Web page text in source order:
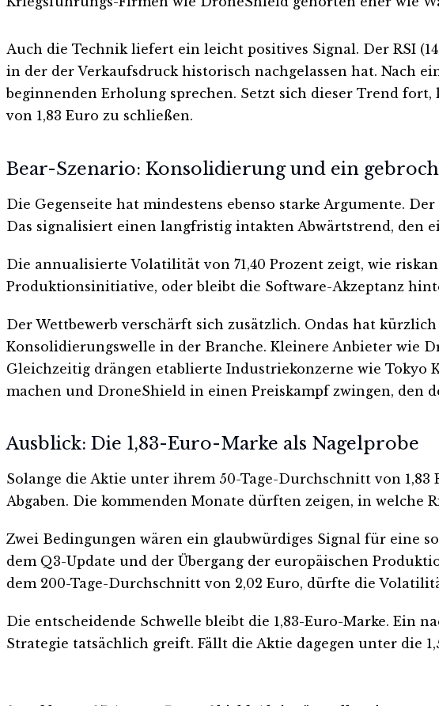
Auch die Technik liefert ein leicht positives Signal. Der RSI
in der der Verkaufsdruck historisch nachgelassen hat. Nach
beginnenden Erholung sprechen. Setzt sich dieser Trend
von 1,83 Euro zu schließen.
Bear-Szenario: Konsolidierung und ein
Die Gegenseite hat mindestens ebenso starke Argumente.
Das signalisiert einen langfristig intakten Abwärtstrend, den
Die annualisierte Volatilität von 71,40 Prozent zeigt, wie
Produktionsinitiative, oder bleibt die Software-Akzeptanz
Der Wettbewerb verschärft sich zusätzlich. Ondas hat
Konsolidierungswelle in der Branche. Kleinere Anbieter wie
Gleichzeitig drängen etablierte Industriekonzerne wie Tokyo
machen und DroneShield in einen Preiskampf zwingen, den
Ausblick: Die 1,83-Euro-Marke als Nagelprobe
Solange die Aktie unter ihrem 50-Tage-Durchschnitt von
Abgaben. Die kommenden Monate dürften zeigen, in welche
Zwei Bedingungen wären ein glaubwürdiges Signal für eine
dem Q3-Update und der Übergang der europäischen
dem 200-Tage-Durchschnitt von 2,02 Euro, dürfte die
Die entscheidende Schwelle bleibt die 1,83-Euro-Marke. Ein
Strategie tatsächlich greift. Fällt die Aktie dagegen unter die